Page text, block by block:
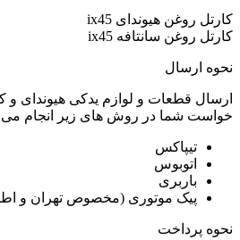
کارتل روغن هیوندای ix45
کارتل روغن سانتافه ix45
نحوه ارسال
ارسال قطعات و لوازم یدکی هیوندای و
خواست شما در روش های زیر انجام
تیپاکس
اتوبوس
باربری
پیک موتوری (مخصوص تهران و
نحوه پرداخت